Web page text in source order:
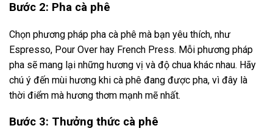
Bước 2: Pha cà phê
Chọn phương pháp pha cà phê mà bạn yêu thích, như
Espresso, Pour Over hay French Press. Mỗi phương pháp
pha sẽ mang lại những hương vị và độ chua khác nhau. Hãy
chú ý đến mùi hương khi cà phê đang được pha, vì đây là
thời điểm mà hương thơm mạnh mẽ nhất.
Bước 3: Thưởng thức cà phê